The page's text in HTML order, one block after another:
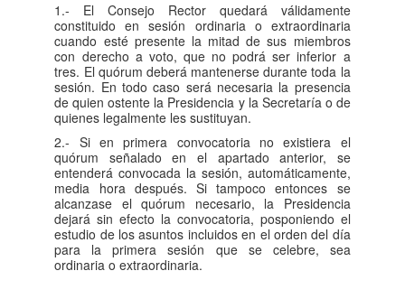
1.- El Consejo Rector quedará válidamente
constituido en sesión ordinaria o extraordinaria
cuando esté presente la mitad de sus miembros
con derecho a voto, que no podrá ser inferior a
tres. El quórum deberá mantenerse durante toda la
sesión. En todo caso será necesaria la presencia
de quien ostente la Presidencia y la Secretaría o de
quienes legalmente les sustituyan.
2.- Si en primera convocatoria no existiera el
quórum señalado en el apartado anterior, se
entenderá convocada la sesión, automáticamente,
media hora después. Si tampoco entonces se
alcanzase el quórum necesario, la Presidencia
dejará sin efecto la convocatoria, posponiendo el
estudio de los asuntos incluidos en el orden del día
para la primera sesión que se celebre, sea
ordinaria o extraordinaria.